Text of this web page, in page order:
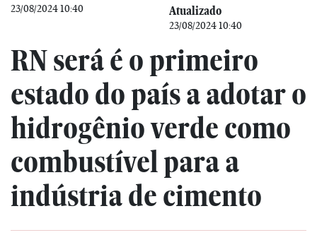
23/08/2024 10:40 Atualizado
23/08/2024 10:40
RN será é o primeiro
estado do país a adotar o
hidrogênio verde como
combustível para a
indústria de cimento